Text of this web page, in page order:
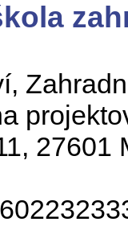
27601